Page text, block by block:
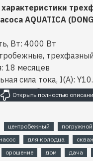
AQUATICA
Вт: 4000 Вт
трехфазный
18 месяцев
сила тока, I(А):
глубина
воды: до 60 м
max: 240
от 120 до
насоса
центробежный погружной
насос для колодца
орошение дом дача